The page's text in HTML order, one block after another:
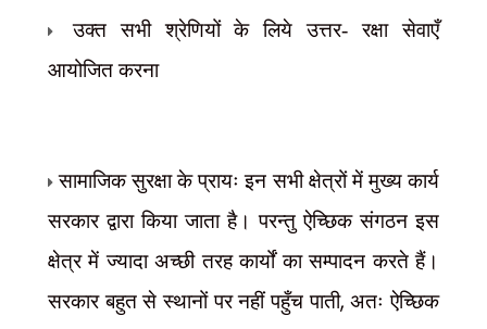
उक्त सभी श्रेणियों के लिये उत्तर- रक्षा सेवाएँ
आयोजित करना
सामाजिक सुरक्षा के प्रायः इन सभी क्षेत्रों में मुख्य कार्य
सरकार द्वारा किया जाता है। परन्तु ऐच्छिक संगठन इस
क्षेत्र में ज्यादा अच्छी तरह कार्यों का सम्पादन करते हैं।
सरकार बहुत से स्थानों पर नहीं पहुँच पाती,अतः ऐच्छिक